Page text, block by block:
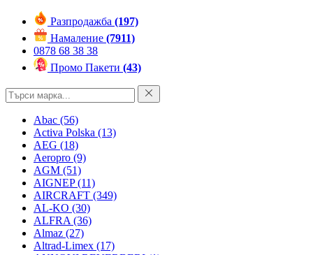
Разпродажба (197)
Намаление (7911)
0878 68 38 38
Промо Пакети (43)
Abac (56)
Activa Polska (13)
AEG (18)
Aeropro (9)
AGM (51)
AIGNEP(11)
AIRCRAFT (349)
AL-KO (30)
ALFRA (36)
Almaz (27)
Altrad-Limex (17)